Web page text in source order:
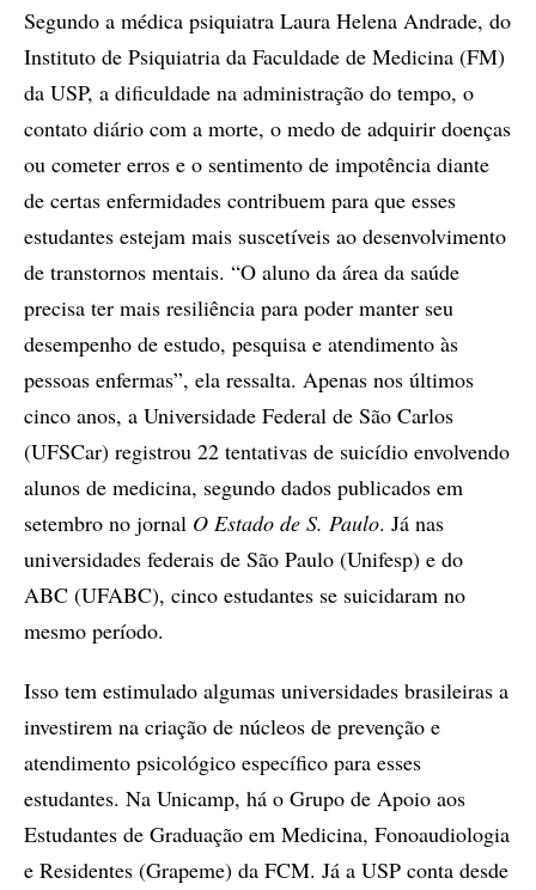
Segundo a médica psiquiatra Laura Helena Andrade, do
Instituto de Psiquiatria da Faculdade de Medicina (FM)
da USP, a dificuldade na administração do tempo, o
contato diário com a morte, o medo de adquirir doenças
ou cometer erros e o sentimento de impotência diante
de certas enfermidades contribuem para que esses
estudantes estejam mais suscetíveis ao desenvolvimento
de transtornos mentais. “O aluno da área da saúde
precisa ter mais resiliência para poder manter seu
desempenho de estudo, pesquisa e atendimento às
pessoas enfermas”, ela ressalta. Apenas nos últimos
cinco anos, a Universidade Federal de São Carlos
(UFSCar) registrou 22 tentativas de suicídio envolvendo
alunos de medicina, segundo dados publicados em
setembro no jornal O Estado de S. Paulo. Já nas
universidades federais de São Paulo (Unifesp) e do
ABC (UFABC), cinco estudantes se suicidaram no
mesmo período.
Isso tem estimulado algumas universidades brasileiras a
investirem na criação de núcleos de prevenção e
atendimento psicológico específico para esses
estudantes. Na Unicamp, há o Grupo de Apoio aos
Estudantes de Graduação em Medicina, Fonoaudiologia
e Residentes (Grapeme) da FCM. Já a USP conta desde